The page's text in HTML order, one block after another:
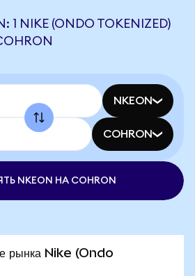
1 NIKE (ONDO TOKENIZED)
NKEON
COHRON
NKEON НА COHRON
рынка Nike (Ondo